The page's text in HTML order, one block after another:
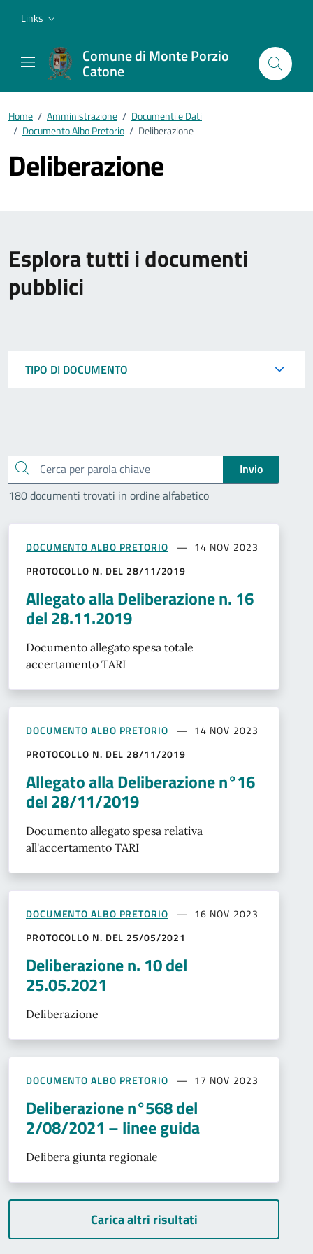
Links
Comune di Monte Porzio
Catone
Home / Amministrazione / Documenti e Dati
/ Documento Albo Pretorio / Deliberazione
Deliberazione
Esplora tutti i documenti
pubblici
Cerca
Invio
180 documenti trovati in ordine alfabetico
DOCUMENTO ALBO PRETORIO
14 NOV 2023
PROTOCOLLO N. DEL 28/11/2019
Allegato alla Deliberazione n. 16
del 28.11.2019
Documento allegato spesa totale
accertamento TARI
DOCUMENTO ALBO PRETORIO
14 NOV 2023
PROTOCOLLO N. DEL 28/11/2019
Allegato alla Deliberazione n°16
del 28/11/2019
Documento allegato spesa relativa
all'accertamento TARI
DOCUMENTO ALBO PRETORIO
16 NOV 2023
PROTOCOLLO N. DEL 25/05/2021
Deliberazione n. 10 del
25.05.2021
Deliberazione
DOCUMENTO ALBO PRETORIO 17 NOV 2023
Deliberazione n°568 del
2/08/2021 – linee guida
Delibera giunta regionale
Carica altri risultati
TIPO DI DOCUMENTO